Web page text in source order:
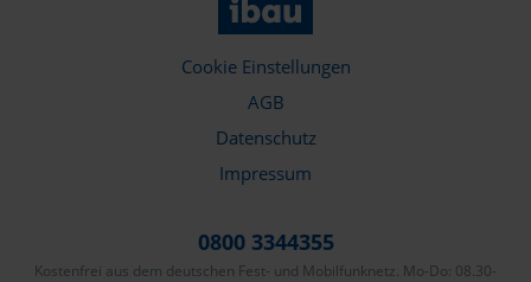
Cookie Einstellungen
AGB
Datenschutz
Impressum
0800 3344355
Kostenfrei aus dem deutschen Fest- und Mobilfunknetz. Mo-Do: 08.30-